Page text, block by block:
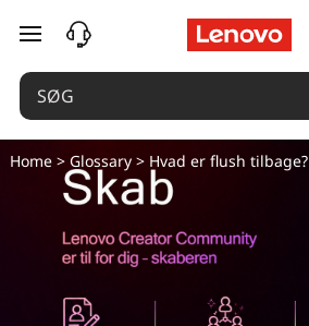
spring til hovedindhold
Home> Glossary> Hvad er flush tilbage?